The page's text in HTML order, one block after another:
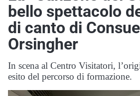
bello spettacolo
di canto di
Orsingher
In scena al Centro Visitatori,
esito del percorso di formazione.